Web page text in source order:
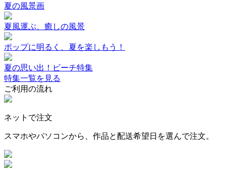
夏の風景画
夏風運ぶ、癒しの風景
ポップに明るく、夏を楽しもう！
夏の思い出！ビーチ特集
特集一覧を見る
ご利用の流れ
ネットで注文
スマホやパソコンから、作品と配送希望日を選んで注文。